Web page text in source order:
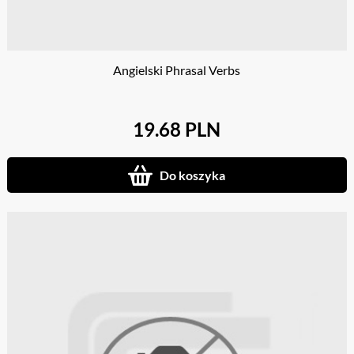
Angielski Phrasal Verbs
19.68 PLN
Do koszyka